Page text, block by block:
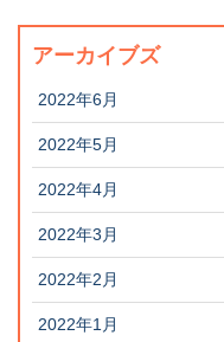
アーカイブズ
2022年6月
2022年5月
2022年4月
2022年3月
2022年2月
2022年1月